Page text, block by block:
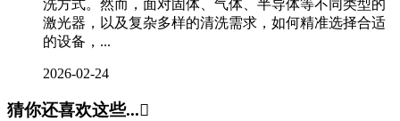
洗方式。然而，面对固体、气体、半导体等不同类型的
激光器，以及复杂多样的清洗需求，如何精准选择合适
的设备，...
2026-02-24
猜你还喜欢这些...